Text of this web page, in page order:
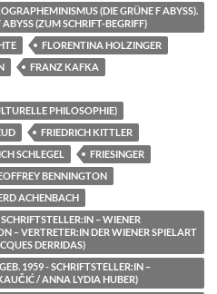
(DIE GRÜNE F ABYSS).
(ZUM SCHRIFT-BEGRIFF)
FLORENTINA HOLZINGER
FRANZ KAFKA
PHILOSOPHIE)
FRIEDRICH KITTLER
SCHLEGEL
FRIESINGER
BENNINGTON
ACHENBACH
– WIENER
– VERTRETER:IN DER WIENER SPIELART
DERRIDAS)
1959 - SCHRIFTSTELLER:IN –
/ ANNA LYDIA HUBER)